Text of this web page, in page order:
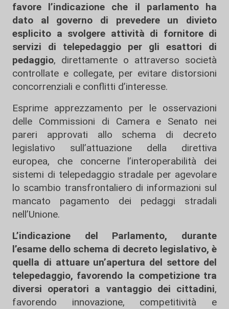
favore l’indicazione che il parlamento ha
dato al governo di prevedere un divieto
esplicito a svolgere attività di fornitore di
servizi di telepedaggio per gli esattori di
pedaggio, direttamente o attraverso società
controllate e collegate, per evitare distorsioni
concorrenziali e conflitti d’interesse.
Esprime apprezzamento per le osservazioni
delle Commissioni di Camera e Senato nei
pareri approvati allo schema di decreto
legislativo sull’attuazione della direttiva
europea, che concerne l’interoperabilità dei
sistemi di telepedaggio stradale per agevolare
lo scambio transfrontaliero di informazioni sul
mancato pagamento dei pedaggi stradali
nell’Unione.
L’indicazione del Parlamento, durante
l’esame dello schema di decreto legislativo, è
quella di attuare un’apertura del settore del
telepedaggio, favorendo la competizione tra
diversi operatori a vantaggio dei cittadini,
favorendo innovazione, competitività e